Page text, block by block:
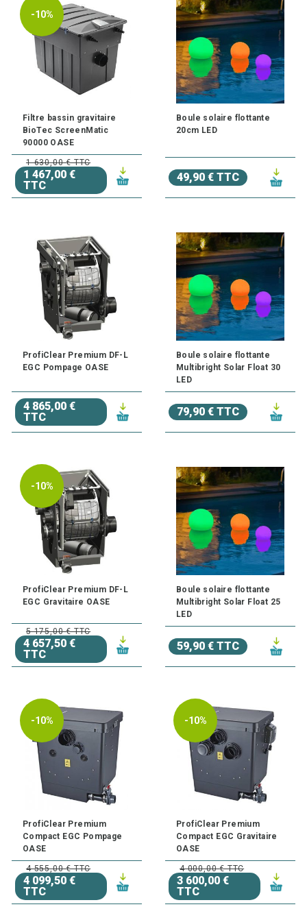
-10%
Filtre bassin gravitaire
BioTec ScreenMatic
90000 OASE
1 630,00 € TTC
1 467,00 €
TTC
Boule solaire flottante
20cm LED
49,90 € TTC
ProfiClear Premium DF-L
EGC Pompage OASE
4 865,00 €
TTC
Boule solaire flottante
Multibright Solar Float 30
LED
79,90 € TTC
-10%
ProfiClear Premium DF-L
EGC Gravitaire OASE
5 175,00 € TTC
4 657,50 €
TTC
Boule solaire flottante
Multibright Solar Float 25
LED
59,90 € TTC
-10%
ProfiClear Premium
Compact EGC Pompage
OASE
4 555,00 € TTC
4 099,50 €
TTC
-10%
ProfiClear Premium
Compact EGC Gravitaire
OASE
4 000,00 € TTC
3 600,00 €
TTC